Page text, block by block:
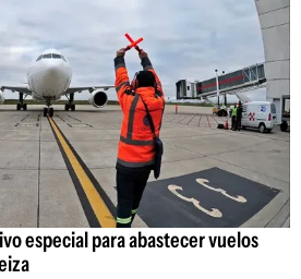
especial para abastecer vuelos